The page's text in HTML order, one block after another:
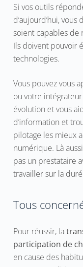
Si vos outils
d’aujourd’hui,
soient capables de
Ils doivent pouvoir
technologies.
Vous pouvez vous
ou votre
évolution et vous
d’information et
pilotage les mieux
numérique. Là
pas un prestataire
travailler sur la
Tous
Pour réussir, la
participation de
en cause des